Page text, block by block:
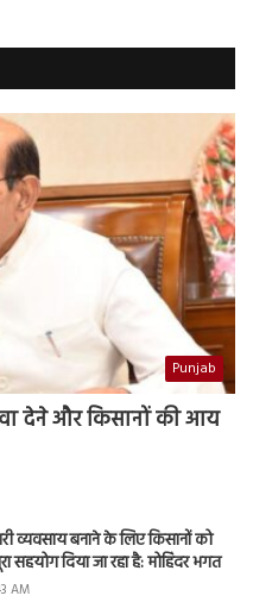
Punjab
देने और किसानों की आय
व्यवसाय बनाने के लिए किसानों को
सहयोग दिया जा रहा है: मोहिंदर भगत
AM